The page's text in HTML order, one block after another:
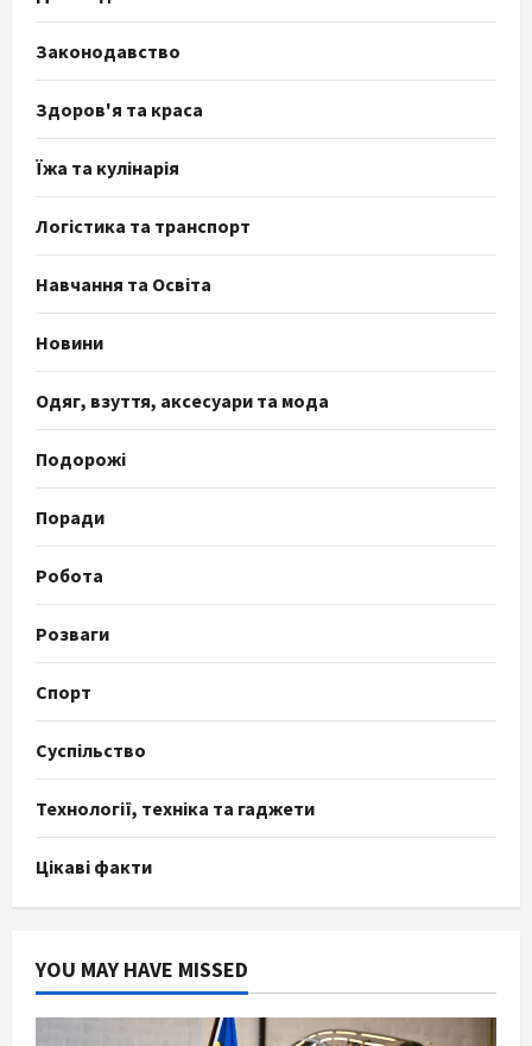
Законодавство
Здоров'я та краса
Їжа та кулінарія
Логістика та транспорт
Навчання та Освіта
Новини
Одяг, взуття, аксесуари та мода
Подорожі
Поради
Робота
Розваги
Спорт
Суспільство
Технології, техніка та гаджети
Цікаві факти
YOU MAY HAVE MISSED